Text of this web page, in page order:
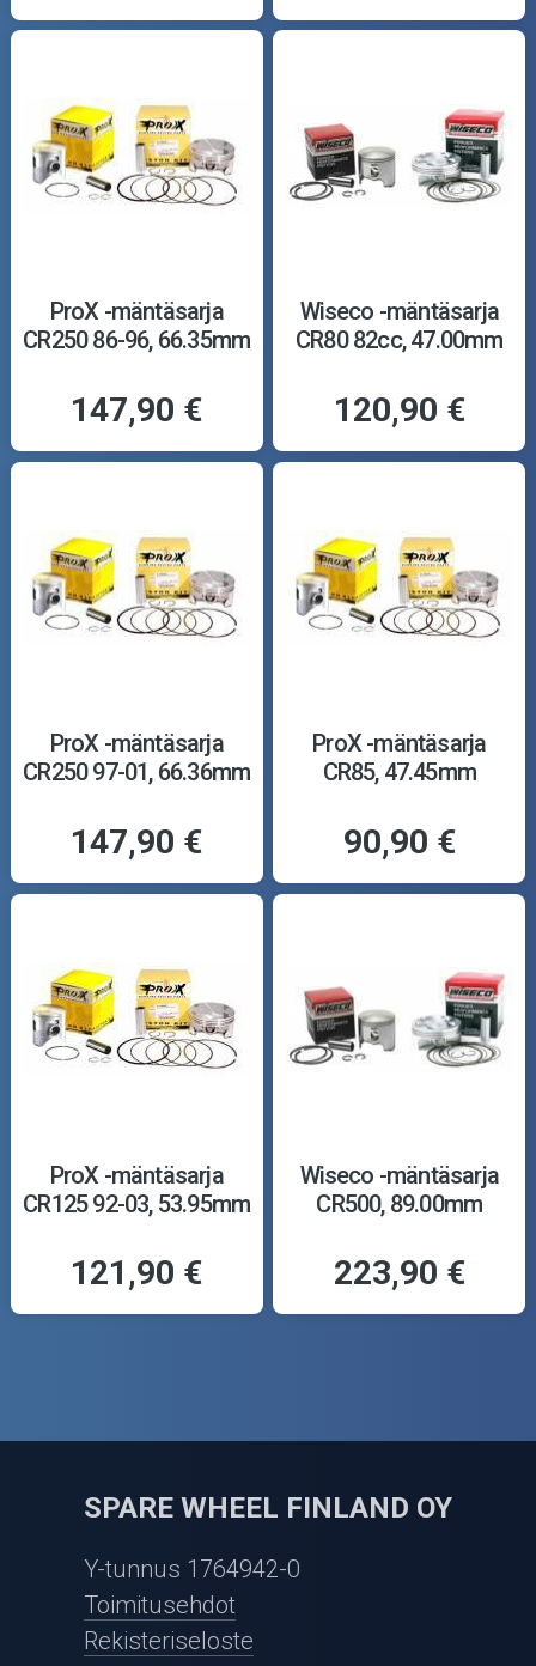
ProX -mäntäsarja
CR250 86-96, 66.35mm
147,90 €
Wiseco -mäntäsarja
CR80 82cc, 47.00mm
120,90 €
ProX -mäntäsarja
CR250 97-01, 66.36mm
147,90 €
ProX -mäntäsarja
CR85, 47.45mm
90,90 €
ProX -mäntäsarja
CR125 92-03, 53.95mm
121,90 €
Wiseco -mäntäsarja
CR500, 89.00mm
223,90 €
SPARE WHEEL FINLAND OY
Y-tunnus 1764942-0
Toimitusehdot
Rekisteriseloste